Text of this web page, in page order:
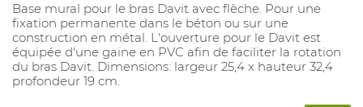
Base mural pour le bras Davit avec flèche. Pour une
fixation permanente dans le béton ou sur une
construction en métal. L'ouverture pour le Davit est
équipée d'une gaine en PVC afin de faciliter la rotation
du bras Davit. Dimensions: largeur 25,4 x hauteur 32,4
profondeur 19 cm.